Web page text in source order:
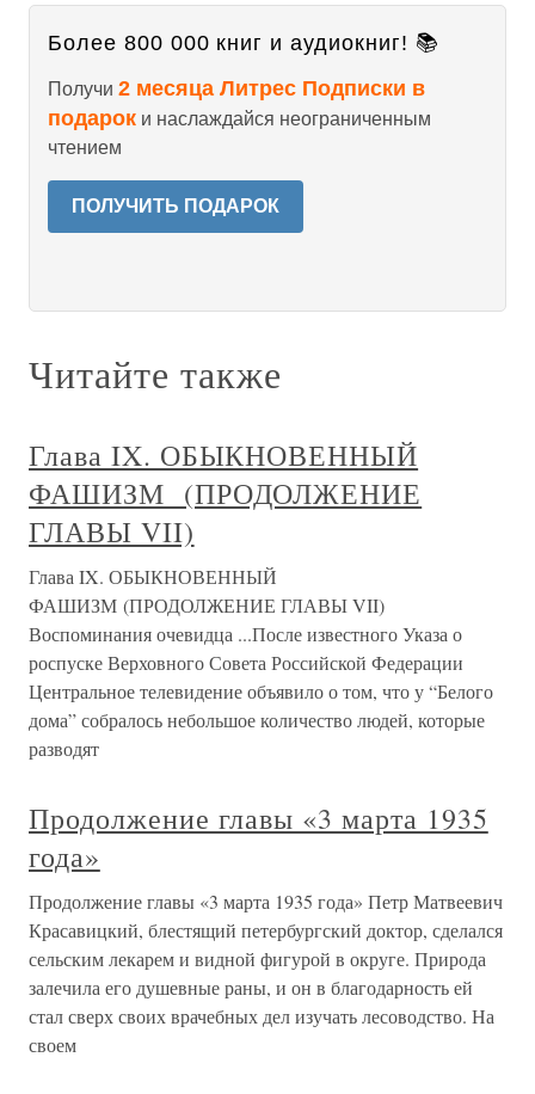
Более 800 000 книг и аудиокниг! 📚
Получи 2 месяца Литрес Подписки в
подарок и наслаждайся неограниченным
чтением
ПОЛУЧИТЬ ПОДАРОК
Читайте также
Глава IX. ОБЫКНОВЕННЫЙ
ФАШИЗМ (ПРОДОЛЖЕНИЕ
ГЛАВЫ VII)
Глава IX. ОБЫКНОВЕННЫЙ
ФАШИЗМ (ПРОДОЛЖЕНИЕ ГЛАВЫ VII)
Воспоминания очевидца ...После известного Указа о
роспуске Верховного Совета Российской Федерации
Центральное телевидение объявило о том, что у “Белого
дома” собралось небольшое количество людей, которые
разводят
Продолжение главы «3 марта 1935
года»
Продолжение главы «3 марта 1935 года» Петр Матвеевич
Красавицкий, блестящий петербургский доктор, сделался
сельским лекарем и видной фигурой в округе. Природа
залечила его душевные раны, и он в благодарность ей
стал сверх своих врачебных дел изучать лесоводство. На
своем